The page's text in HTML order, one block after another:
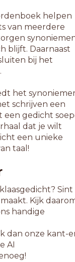
helpen
van meerdere
blijft. Daarnaast
bij het
het
schrijven een
gedicht
dat je wilt
een unieke
taal!
Sint
Kijk
handige
dan onze kant-
AI